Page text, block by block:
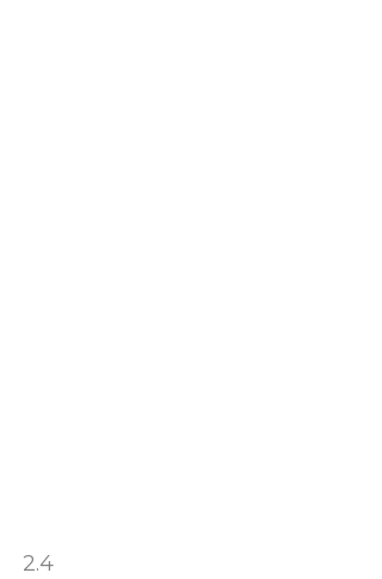
2.4